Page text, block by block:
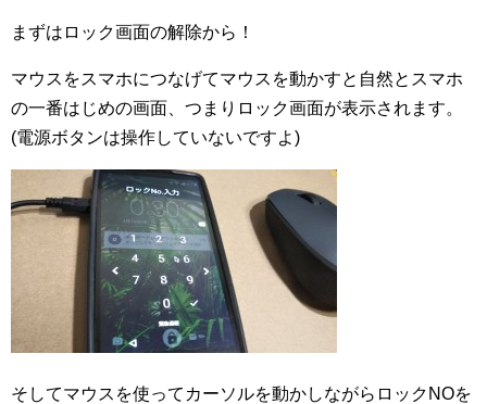
まずはロック画面の解除から！
マウスをスマホにつなげてマウスを動かすと自然とスマホ
の一番はじめの画面、つまりロック画面が表示されます。
(電源ボタンは操作していないですよ)
そしてマウスを使ってカーソルを動かしながらロックNOを